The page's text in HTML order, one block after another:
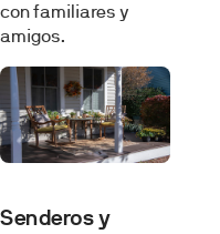
con familiares y
amigos.
Senderos y